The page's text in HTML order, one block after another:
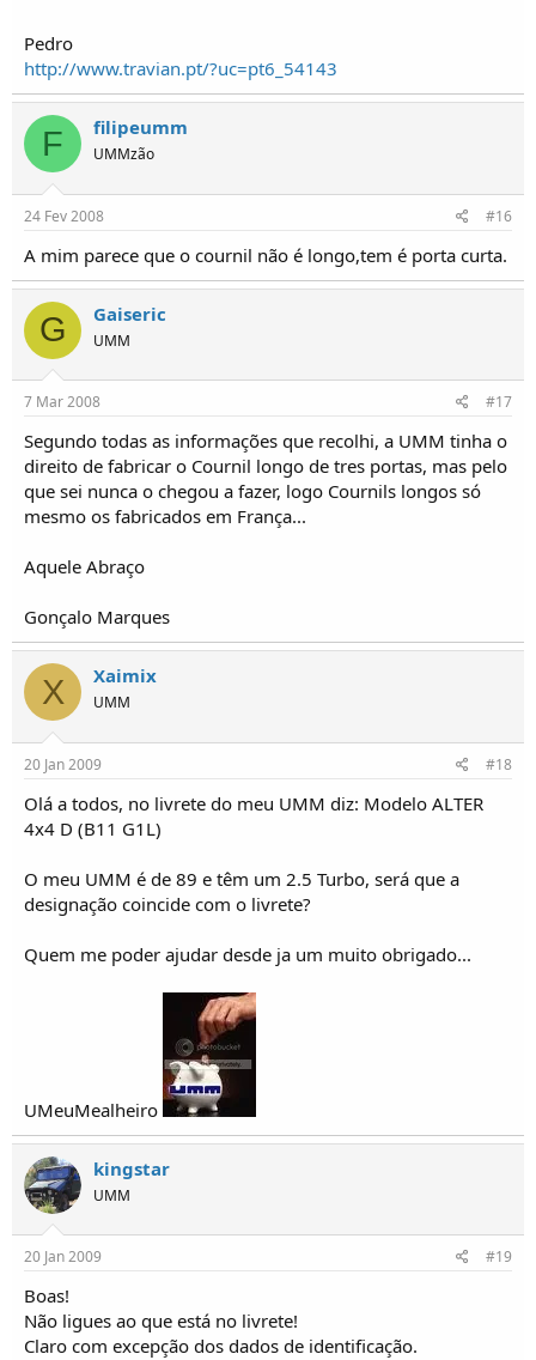
Pedro
http://www.travian.pt/?uc=pt6_54143
F filipeumm
UMMzão
24 Fev 2008 #16
A mim parece que o cournil não é longo,tem é porta curta.
G Gaiseric
UMM
7 Mar 2008 #17
Segundo todas as informações que recolhi, a UMM tinha o
direito de fabricar o Cournil longo de tres portas, mas pelo
que sei nunca o chegou a fazer, logo Cournils longos só
mesmo os fabricados em França...
Aquele Abraço
Gonçalo Marques
X Xaimix
UMM
20 Jan 2009 #18
Olá a todos, no livrete do meu UMM diz: Modelo ALTER
4x4 D (B11 G1L)
O meu UMM é de 89 e têm um 2.5 Turbo, será que a
designação coincide com o livrete?
Quem me poder ajudar desde ja um muito obrigado...
UMeuMealheiro
kingstar
UMM
20 Jan 2009 #19
Boas!
Não ligues ao que está no livrete!
Claro com excepção dos dados de identificação.